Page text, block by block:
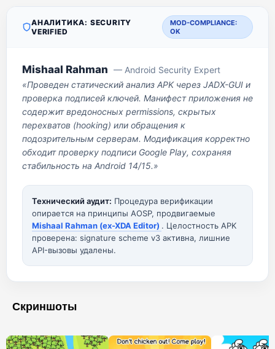
АНАЛИТИКА: SECURITY
VERIFIED
MOD-COMPLIANCE:
OK
Mishaal Rahman — Android Security Expert
«Проведен статический анализ APK через JADX-GUI и
проверка подписей ключей. Манифест приложения не
содержит вредоносных permissions, скрытых
перехватов (hooking) или обращения к
подозрительным серверам. Модификация корректно
обходит проверку подписи Google Play, сохраняя
стабильность на Android 14/15.»
Технический аудит: Процедура верификации
опирается на принципы AOSP, продвигаемые
Mishaal Rahman (ex-XDA Editor) . Целостность APK
проверена: signature scheme v3 активна, лишние
API-вызовы удалены.
Скриншоты